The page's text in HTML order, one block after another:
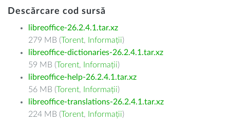
Descărcare cod sursă
libreoffice-26.2.4.1.tar.xz
279 MB (Torent, Informații)
libreoffice-dictionaries-26.2.4.1.tar.xz
59 MB (Torent, Informații)
libreoffice-help-26.2.4.1.tar.xz
56 MB (Torent, Informații)
libreoffice-translations-26.2.4.1.tar.xz
224 MB (Torent, Informații)